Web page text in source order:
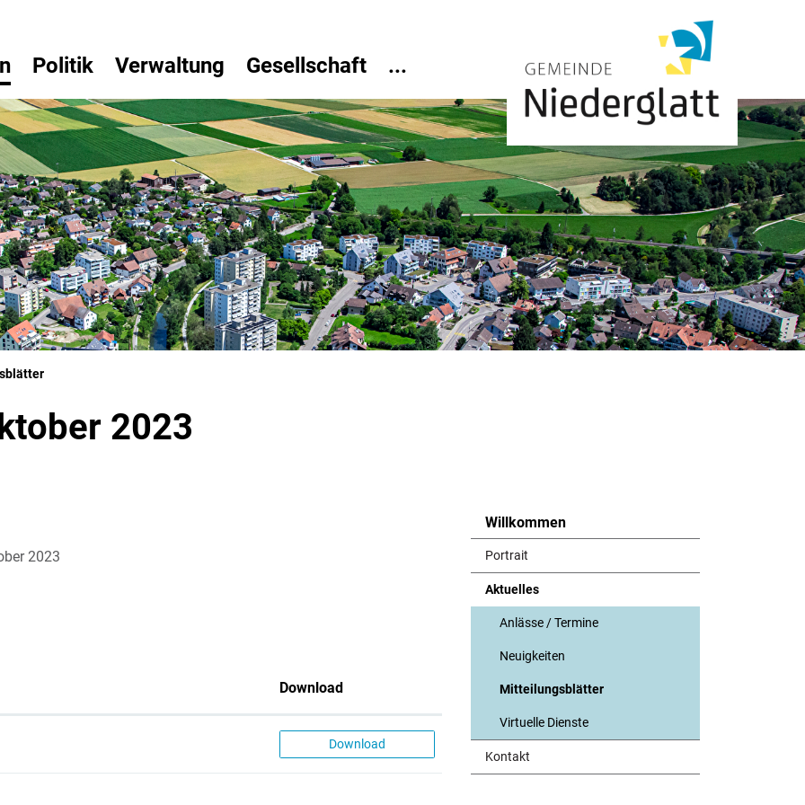
Politik Verwaltung Gesellschaft ...
(ausgewählt)
2023
Willkommen
Portrait
Aktuelles
Anlässe / Termine
Neuigkeiten
Mitteilungsblätter
(ausgewählt)
Virtuelle Dienste
Kontakt
2023
Download
Download